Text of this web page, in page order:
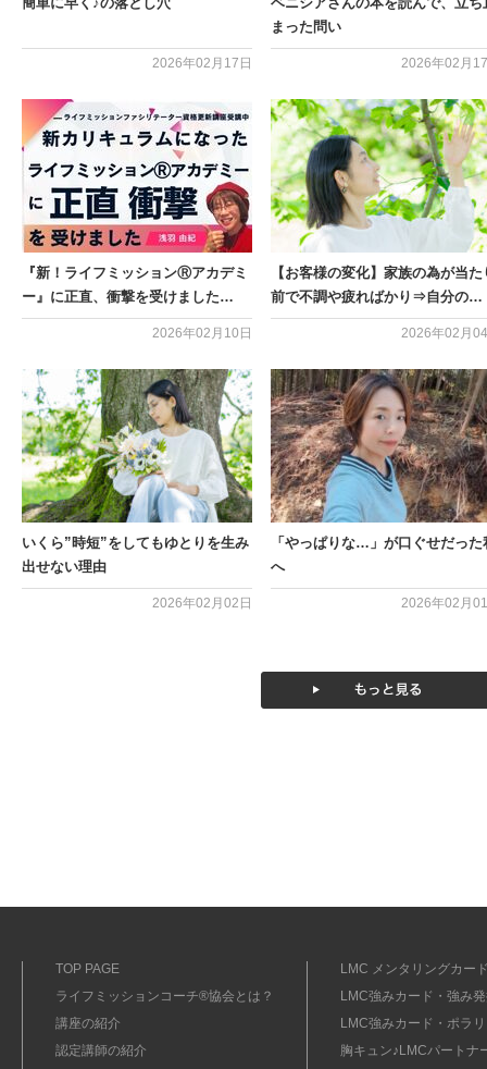
2026年02月17日
まった問い
2026年02月
『新！ライフミッションⓇアカデミ
ー』に正直、衝撃を受けました…
2026年02月10日
【お客様の変化】家族の為が当た
前で不調や疲ればかり⇒自分の…
2026年02月
いくら”時短”をしてもゆとりを生み
出せない理由
2026年02月02日
「やっぱりな…」が口ぐせだった
へ
2026年02月
TOP PAGE
ライフミッションコーチ®協会とは？
講座の紹介
認定講師の紹介
LMC メンタリングカー
LMC強みカード・強み
LMC強みカード・ポラ
胸キュン♪LMCパートナ